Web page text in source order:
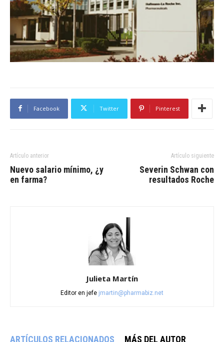
Facebook Twitter Pinterest
Artículo anterior
Nuevo salario mínimo, ¿y
en farma?
Artículo siguiente
Severin Schwan con
resultados Roche
Julieta Martín
Editor en jefe jmartin@pharmabiz.net
ARTÍCULOS RELACIONADOS MÁS DEL AUTOR